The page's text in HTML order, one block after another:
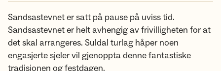
Sandsastevnet er satt på pause på uviss tid.
Sandsastevnet er helt avhengig av frivilligheten for at
det skal arrangeres. Suldal turlag håper noen
engasjerte sjeler vil gjenoppta denne fantastiske
tradisjonen og festdagen.